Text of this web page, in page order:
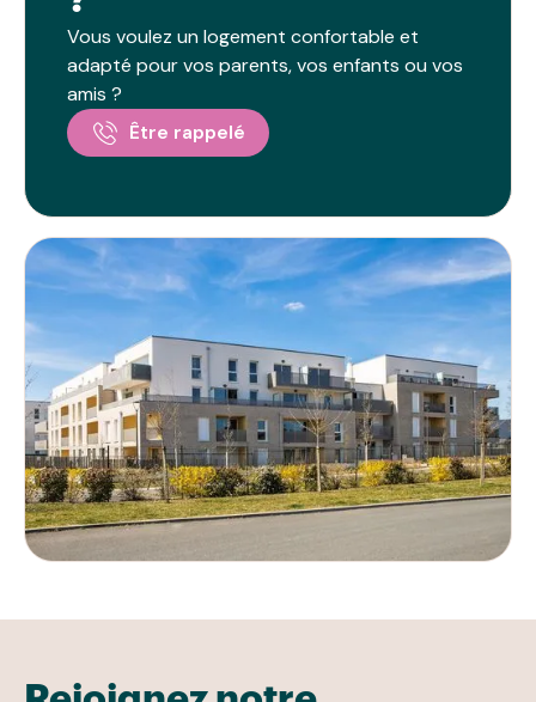
Vous voulez un logement confortable et
adapté pour vos parents, vos enfants ou vos
amis ?
Être rappelé